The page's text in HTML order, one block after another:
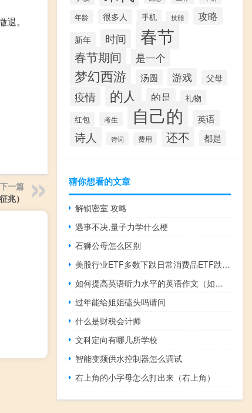
。
下一篇
兆）
年龄 很多人 手机 技能 攻略
新年 时间 春节
春节期间 是一个
梦幻西游 汤圆 游戏 父母
疫情 的人 的是 礼物
红包 考生 自己的 英语
诗人 诗词 费用 还不 都是
猜你想看的文章
解锁密室 攻略
遇事不决,量子力学什么梗
石狮公母怎么区别
美股行业ETF多数下跌日常消费品ETF跌约1.2%
如何提高英语听力水平的英语作文（如何提高英语听力水平）
过年能给姐姐磕头吗请问
什么是财税会计师
文科定向有哪几所学校
智能变频供水控制器怎么调试
右上角的小字母怎么打出来（右上角）